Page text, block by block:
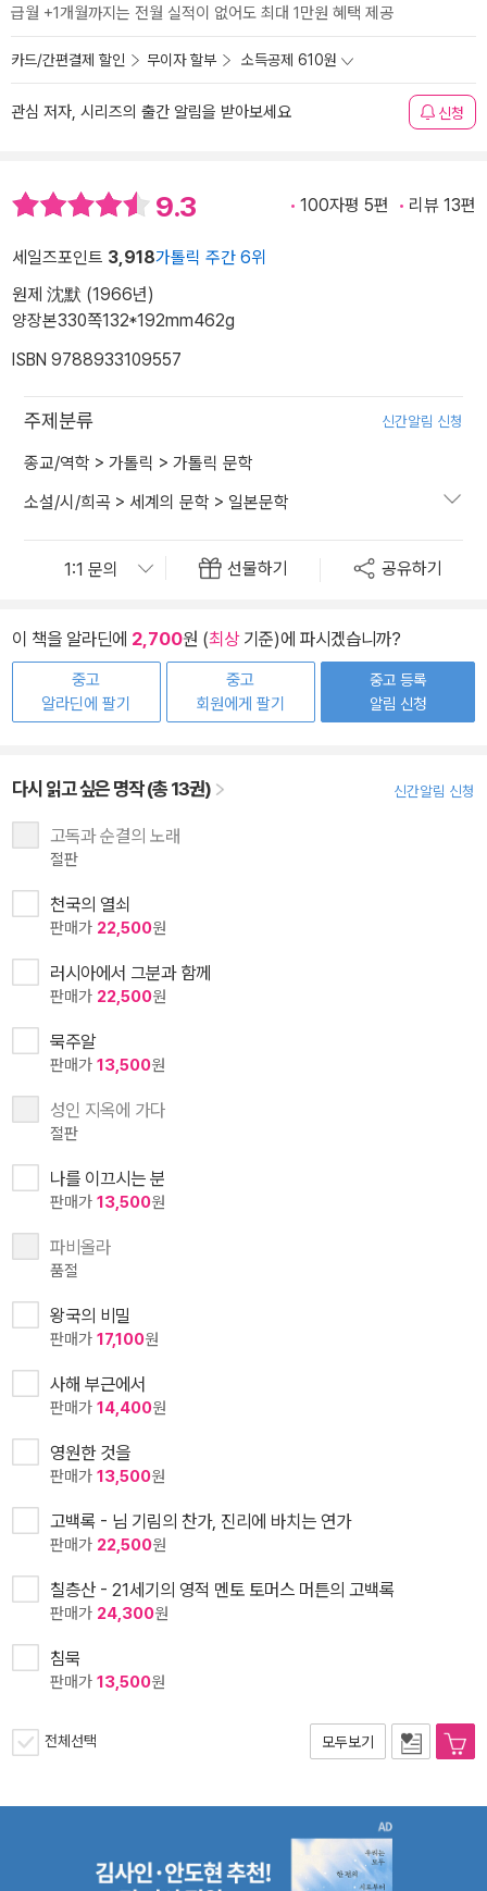
급월 +1개월까지는 전월 실적이 없어도 최대 1만원 혜택 제공
카드/간편결제 할인 무이자 할부 소득공제 610원
관심 저자, 시리즈의 출간 알림을 받아보세요 신청
9.3 100자평 5편 리뷰 13편
세일즈포인트 3,918가톨릭 주간 6위
원제 沈默 (1966년)
양장본330쪽132*192mm462g
ISBN 9788933109557
주제분류 신간알림 신청
종교/역학 > 가톨릭 > 가톨릭 문학
소설/시/희곡 > 세계의 문학 > 일본문학
선물하기 공유하기
이 책을 알라딘에 2,700원 (최상기준)에 파시겠습니까?
중고
알라딘에 팔기
중고
회원에게 팔기
중고 등록
알림 신청
다시 읽고 싶은 명작 (총 13권) 신간알림 신청
고독과 순결의 노래
절판
천국의 열쇠
판매가 22,500원
러시아에서 그분과 함께
판매가 22,500원
묵주알
판매가 13,500원
성인 지옥에 가다
절판
나를 이끄시는 분
판매가 13,500원
파비올라
품절
왕국의 비밀
판매가 17,100원
사해 부근에서
판매가 14,400원
영원한 것을
판매가 13,500원
고백록 - 님 기림의 찬가, 진리에 바치는 연가
판매가 22,500원
칠층산 - 21세기의 영적 멘토 토머스 머튼의 고백록
판매가 24,300원
침묵
판매가 13,500원
전체선택 모두보기